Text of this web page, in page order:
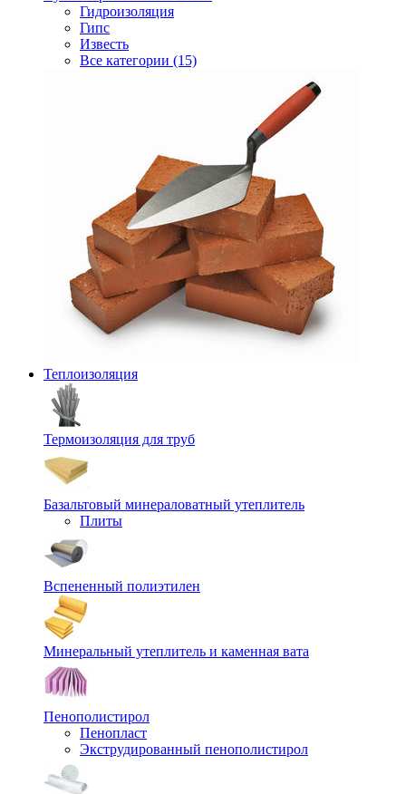
Гидроизоляция
Гипс
Известь
Все категории (15)
Теплоизоляция
Термоизоляция для труб
Базальтовый минераловатный утеплитель
Плиты
Вспененный полиэтилен
Минеральный утеплитель и каменная вата
Пенополистирол
Пенопласт
Экструдированный пенополистирол